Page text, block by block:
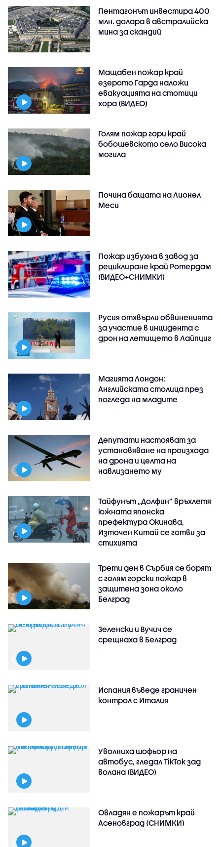
Пентагонът инвестира 400
млн. долара в австралийска
мина за скандий
Мащабен пожар край
езерото Гарда наложи
евакуацията на стотици
хора (ВИДЕО)
Голям пожар гори край
бобошевското село Висока
могила
Почина бащата на Лионел
Меси
Пожар избухна в завод за
рециклиране край Ротердам
(ВИДЕО+СНИМКИ)
Русия отхвърли обвиненията
за участие в инцидента с
дрон на летището в Лайпциг
Магията Лондон:
Английската столица през
погледа на младите
Депутати настояват за
установяване на произхода
на дрона и целта на
навлизането му
Тайфунът „Долфин” връхлетя
южната японска
префектура Окинава,
Източен Китай се готви за
стихията
Трети ден в Сърбия се борят
с голям горски пожар в
защитена зона около
Белград
Зеленски и Вучич се
срещнаха в Белград
Испания въведе граничен
контрол с Италия
Уволниха шофьор на
автобус, гледал TikTok зад
волана (ВИДЕО)
Овладян е пожарът край
Асеновград (СНИМКИ)